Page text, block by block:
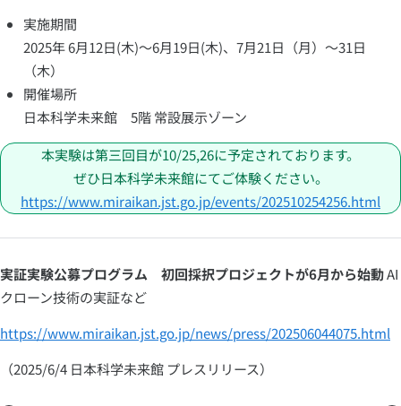
実施期間
2025年 6月12日(木)～6月19日(木)、7月21日（月）～31日
（木）
開催場所
日本科学未来館 5階 常設展示ゾーン
本実験は第三回目が10/25,26に予定されております。
ぜひ日本科学未来館にてご体験ください。
https://www.miraikan.jst.go.jp/events/202510254256.html
実証実験公募プログラム 初回採択プロジェクトが6月から始動AI
クローン技術の実証など
https://www.miraikan.jst.go.jp/news/press/202506044075.html
（2025/6/4 日本科学未来館 プレスリリース）